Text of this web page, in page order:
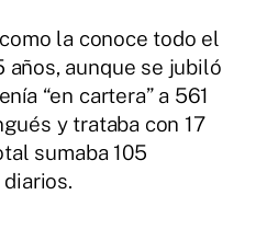
la conoce todo el
años, aunque se jubiló
“en cartera” a 561
y trataba con 17
sumaba 105